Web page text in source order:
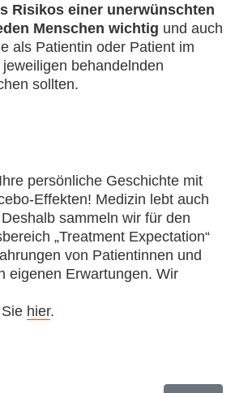
Risikos einer unerwünschten
Menschen wichtig und auch
als Patientin oder Patient im
behandelnden
sollten.
persönliche Geschichte mit
Effekten! Medizin lebt auch
sammeln wir für den
„Treatment Expectation“
von Patientinnen und
eigenen Erwartungen. Wir
hier.